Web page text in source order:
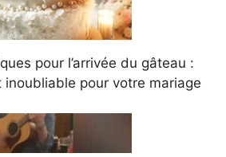
pour l’arrivée du gâteau :
inoubliable pour votre mariage